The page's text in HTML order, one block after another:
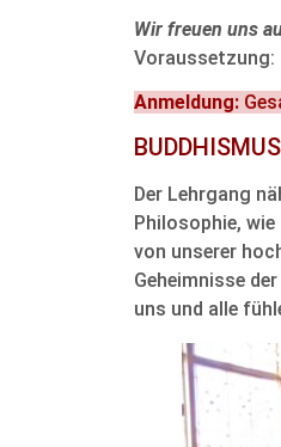
Wir freuen uns
Voraussetzung:
Anmeldung:
Der Lehrgang
Philosophie,
von unserer
Geheimnisse
uns und alle